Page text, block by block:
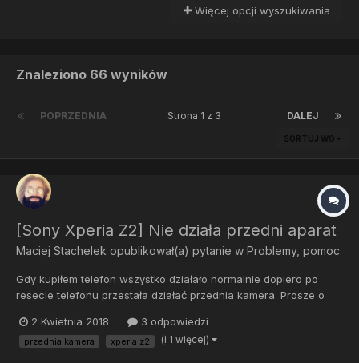
Więcej opcji wyszukiwania
Znaleziono 66 wyników
POPRZEDNIA DALEJ
Strona 1 z 3
SORTUJ WG
[Sony Xperia Z2] Nie działa przedni aparat
Maciej Stachelek opublikował(a) pytanie w Problemy, pomoc
Gdy kupiłem telefon wszystko działało normalnie dopiero po
resecie telefonu przestała działać przednia kamera. Prosze o
2 Kwietnia 2018
3 odpowiedzi
przednia kamera xperia z2 (i 1 więcej)